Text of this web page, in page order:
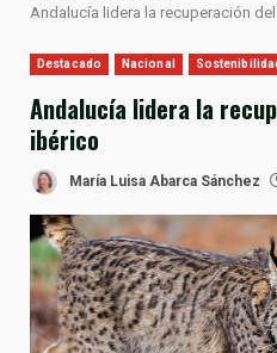
Andalucía lidera la recuperación
Destacado Nacional
Andalucía lidera la
ibérico
María Luisa Abarca Sánchez